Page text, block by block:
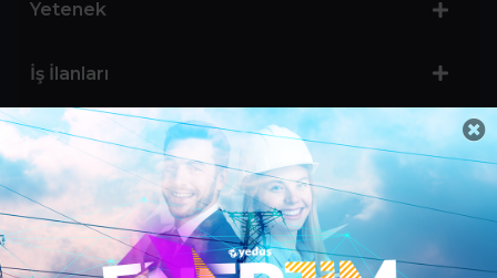
Yetenek
İş İlanları
Sertifika Programları
Yetenek Testleri
İşveren